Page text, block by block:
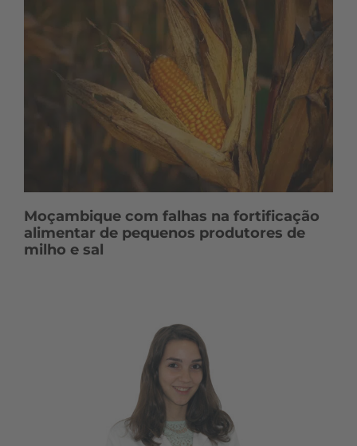
Moçambique com falhas na fortificação
alimentar de pequenos produtores de
milho e sal